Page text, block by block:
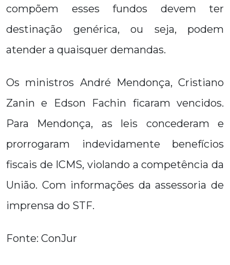
compõem esses fundos devem ter
destinação genérica, ou seja, podem
atender a quaisquer demandas.
Os ministros André Mendonça, Cristiano
Zanin e Edson Fachin ficaram vencidos.
Para Mendonça, as leis concederam e
prorrogaram indevidamente benefícios
fiscais de ICMS, violando a competência da
União. Com informações da assessoria de
imprensa do STF.
Fonte: ConJur